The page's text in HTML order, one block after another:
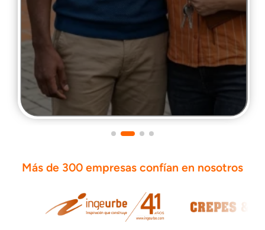
Más de 300 empresas confían en nosotros